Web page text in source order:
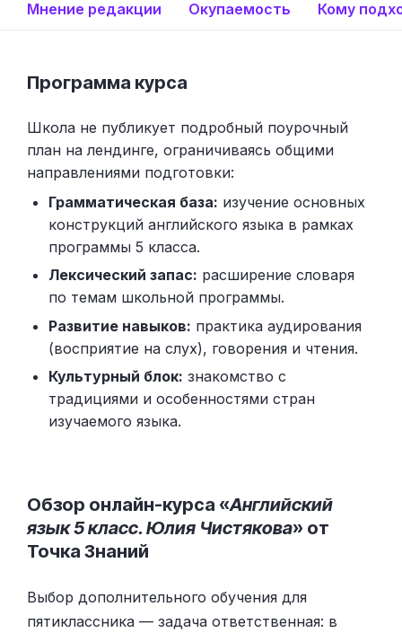
Мнение редакции Окупаемость Кому
Программа курса
Школа не публикует подробный поурочный
план на лендинге, ограничиваясь общими
направлениями подготовки:
Грамматическая база: изучение основных
конструкций английского языка в рамках
программы 5 класса.
Лексический запас: расширение словаря
по темам школьной программы.
Развитие навыков: практика аудирования
(восприятие на слух), говорения и чтения.
Культурный блок: знакомство с
традициями и особенностями стран
изучаемого языка.
Обзор онлайн-курса «Английский
язык 5 класс. Юлия Чистякова» от
Точка Знаний
Выбор дополнительного обучения для
пятиклассника — задача ответственная: в